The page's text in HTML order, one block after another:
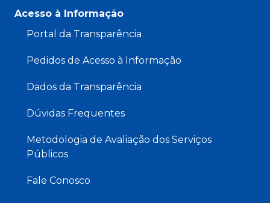
Acesso à Informação
Portal da Transparência
Pedidos de Acesso à Informação
Dados da Transparência
Dúvidas Frequentes
Metodologia de Avaliação dos Serviços
Públicos
Fale Conosco